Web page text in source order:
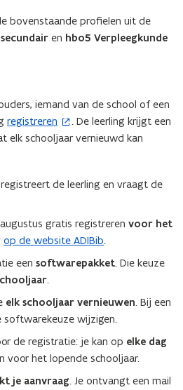
bovenstaande profielen uit de
en hbo5 Verpleegkunde
iemand van de school of een
registreren
(
o
n
i
n
n
i
u
w
v
e
n
. De leerling krijgt een
elk schooljaar vernieuwd kan
registreert de leerling en vraagt de
gratis registreren voor het
op de website ADIBib.
een softwarepakket. Die keuze
.
elk schooljaar vernieuwen. Bij een
softwarekeuze wijzigen.
de registratie: je kan op elke dag
voor het lopende schooljaar.
je aanvraag. Je ontvangt een mail